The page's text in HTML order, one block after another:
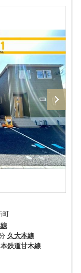
町
久大本線
鉄道甘木線